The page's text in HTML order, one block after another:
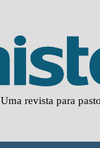
Uma revista para